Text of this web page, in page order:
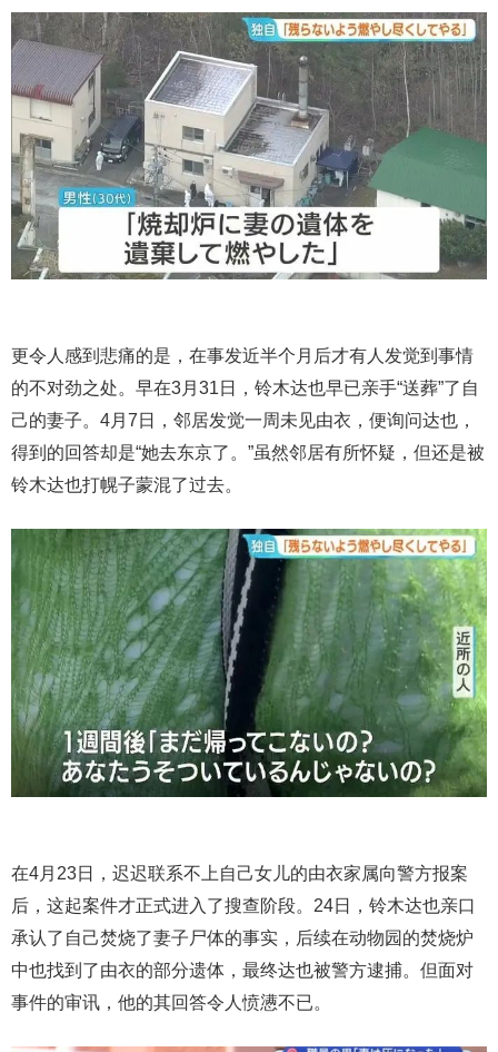
更令人感到悲痛的是，在事发近半个月后才有人发觉到事情
的不对劲之处。早在3月31日，铃木达也早已亲手“送葬”了自
己的妻子。4月7日，邻居发觉一周未见由衣，便询问达也，
得到的回答却是“她去东京了。”虽然邻居有所怀疑，但还是被
铃木达也打幌子蒙混了过去。
在4月23日，迟迟联系不上自己女儿的由衣家属向警方报案
后，这起案件才正式进入了搜查阶段。24日，铃木达也亲口
承认了自己焚烧了妻子尸体的事实，后续在动物园的焚烧炉
中也找到了由衣的部分遗体，最终达也被警方逮捕。但面对
事件的审讯，他的其回答令人愤懑不已。